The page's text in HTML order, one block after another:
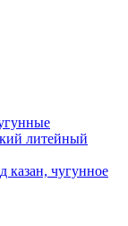
литейный
казан, чугунное